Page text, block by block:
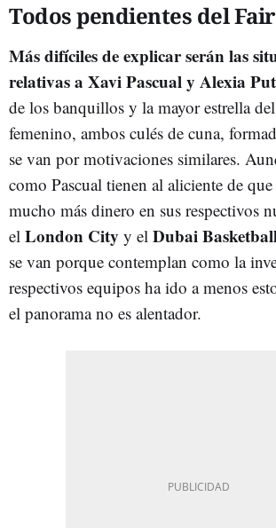
Todos pendientes del
Más difíciles de explicar serán las
relativas a Xavi Pascual y Alexia
de los banquillos y la mayor estrella
femenino, ambos culés de cuna,
se van por motivaciones similares.
como Pascual tienen al aliciente de
mucho más dinero en sus respectivos
el London City y el Dubai
se van porque contemplan como la
respectivos equipos ha ido a menos
el panorama no es alentador.